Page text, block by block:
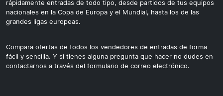
rápidamente entradas de todo tipo, desde partidos de tus equipos
nacionales en la Copa de Europa y el Mundial, hasta los de las
grandes ligas europeas.
Compara ofertas de todos los vendedores de entradas de forma
fácil y sencilla. Y si tienes alguna pregunta que hacer no dudes en
contactarnos a través del formulario de correo electrónico.